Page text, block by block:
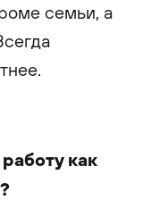
семьи, а
как